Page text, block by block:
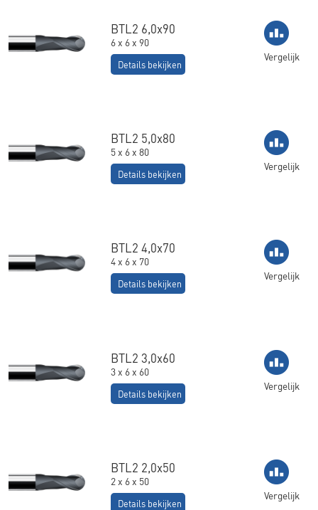
BTL2 6,0x90
6 x 6 x 90
Details bekijken
Vergelijk
BTL2 5,0x80
5 x 6 x 80
Details bekijken
Vergelijk
BTL2 4,0x70
4 x 6 x 70
Details bekijken
Vergelijk
BTL2 3,0x60
3 x 6 x 60
Details bekijken
Vergelijk
BTL2 2,0x50
2 x 6 x 50
Details bekijken
Vergelijk